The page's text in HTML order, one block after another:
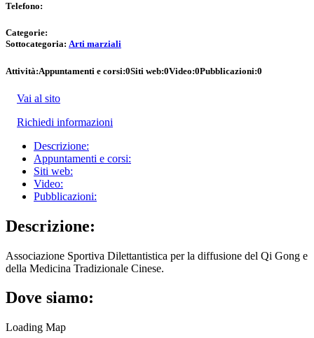
Telefono:
Categorie:
Sottocategoria: Arti marziali
Attività:Appuntamenti e corsi:0Siti web:0Video:0Pubblicazioni:0
Vai al sito
Richiedi informazioni
Descrizione:
Appuntamenti e corsi:
Siti web:
Video:
Pubblicazioni:
Descrizione:
Associazione Sportiva Dilettantistica per la diffusione del Qi Gong e
della Medicina Tradizionale Cinese.
Dove siamo:
Loading Map